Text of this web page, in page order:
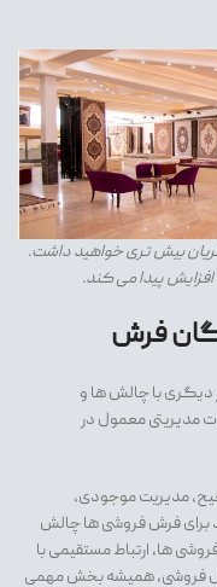
بیش تری خواهید داشت.
پیدا می کند.
فرش
با چالش ها و
مدیریتی معمول در
مدیریت موجودی،
برای فرش فروشی ها چالش
ها، ارتباط مستقیمی با
فرش فروشی، همیشه بخش مهمی